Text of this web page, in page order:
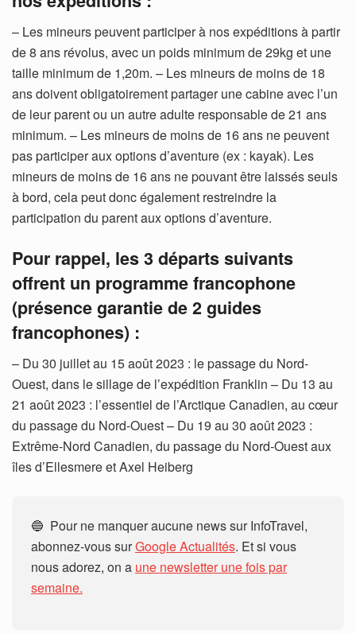
– Les mineurs peuvent participer à nos expéditions à partir
de 8 ans révolus, avec un poids minimum de 29kg et une
taille minimum de 1,20m. – Les mineurs de moins de 18
ans doivent obligatoirement partager une cabine avec l’un
de leur parent ou un autre adulte responsable de 21 ans
minimum. – Les mineurs de moins de 16 ans ne peuvent
pas participer aux options d’aventure (ex : kayak). Les
mineurs de moins de 16 ans ne pouvant être laissés seuls
à bord, cela peut donc également restreindre la
participation du parent aux options d’aventure.
Pour rappel, les 3 départs suivants
offrent un programme francophone
(présence garantie de 2 guides
francophones) :
– Du 30 juillet au 15 août 2023 : le passage du Nord-
Ouest, dans le sillage de l’expédition Franklin – Du 13 au
21 août 2023 : l’essentiel de l’Arctique Canadien, au cœur
du passage du Nord-Ouest – Du 19 au 30 août 2023 :
Extrême-Nord Canadien, du passage du Nord-Ouest aux
îles d’Ellesmere et Axel Heiberg
🔵 Pour ne manquer aucune news sur InfoTravel,
abonnez-vous surGoogle Actualités. Et si vous
nous adorez, on a une newsletter une fois par
semaine.